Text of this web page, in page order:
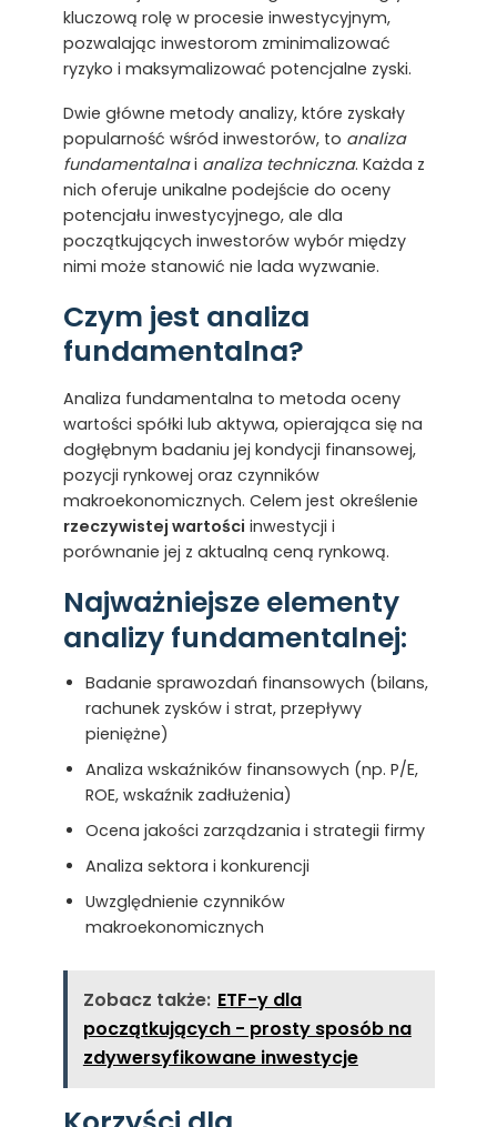
kluczową rolę w procesie inwestycyjnym,
pozwalając inwestorom zminimalizować
ryzyko i maksymalizować potencjalne zyski.
Dwie główne metody analizy, które zyskały
popularność wśród inwestorów, to analiza
fundamentalnai analiza techniczna. Każda z
nich oferuje unikalne podejście do oceny
potencjału inwestycyjnego, ale dla
początkujących inwestorów wybór między
nimi może stanowić nie lada wyzwanie.
Czym jest analiza
fundamentalna?
Analiza fundamentalna to metoda oceny
wartości spółki lub aktywa, opierająca się na
dogłębnym badaniu jej kondycji finansowej,
pozycji rynkowej oraz czynników
makroekonomicznych. Celem jest określenie
rzeczywistej wartości inwestycji i
porównanie jej z aktualną ceną rynkową.
Najważniejsze elementy
analizy fundamentalnej:
Badanie sprawozdań finansowych (bilans,
rachunek zysków i strat, przepływy
pieniężne)
Analiza wskaźników finansowych (np. P/E,
ROE, wskaźnik zadłużenia)
Ocena jakości zarządzania i strategii firmy
Analiza sektora i konkurencji
Uwzględnienie czynników
makroekonomicznych
Zobacz także: ETF-y dla
początkujących - prosty sposób na
zdywersyfikowane inwestycje